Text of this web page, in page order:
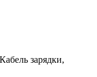
зарядки,